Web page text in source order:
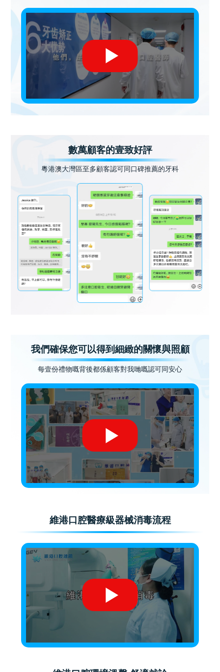
數萬顧客的壹致好評
粵港澳大灣區至多顧客認可同口碑推薦的牙科
我們確保您可以得到細緻的關懷與照顧
每壹份禮物嘅背後都係顧客對我哋嘅認可同安心
維港口腔醫療級器械消毒流程